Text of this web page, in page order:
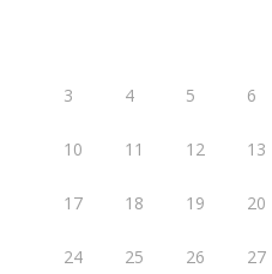
3 4 5 6
10 11 12 13
17 18 19 20
24 25 26 27